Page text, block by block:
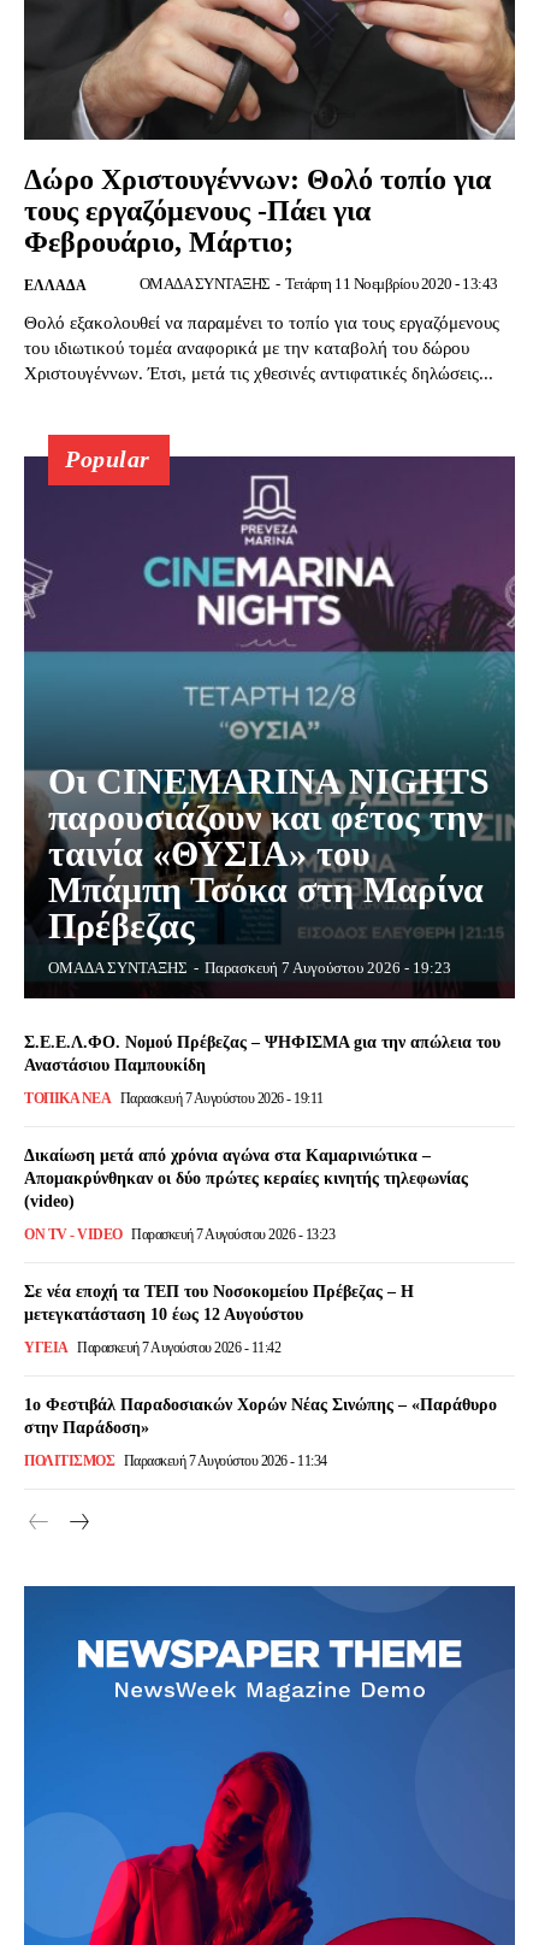
Δώρο Χριστουγέννων: Θολό τοπίο για
τους εργαζόμενους -Πάει για
Φεβρουάριο, Μάρτιο;
ΕΛΛΆΔΑ ΟΜΑΔΑ ΣΥΝΤΑΞΗΣ - Τετάρτη 11 Νοεμβρίου 2020 - 13:43
Θολό εξακολουθεί να παραμένει το τοπίο για τους εργαζόμενους
του ιδιωτικού τομέα αναφορικά με την καταβολή του δώρου
Χριστουγέννων. Έτσι, μετά τις χθεσινές αντιφατικές δηλώσεις...
Popular
Οι CINEMARINA NIGHTS
παρουσιάζουν και φέτος την
ταινία «ΘΥΣΙΑ» του
Μπάμπη Τσόκα στη Μαρίνα
Πρέβεζας
ΟΜΑΔΑ ΣΥΝΤΑΞΗΣ - Παρασκευή 7 Αυγούστου 2026 - 19:23
Σ.Ε.Ε.Λ.ΦΟ. Νομού Πρέβεζας – ΨΗΦΙΣΜΑ gια την απώλεια του
Αναστάσιου Παμπουκίδη
ΤΟΠΙΚΆ ΝΈΑ Παρασκευή 7 Αυγούστου 2026 - 19:11
Δικαίωση μετά από χρόνια αγώνα στα Καμαρινιώτικα –
Απομακρύνθηκαν οι δύο πρώτες κεραίες κινητής τηλεφωνίας
(video)
ON TV - VIDEO Παρασκευή 7 Αυγούστου 2026 - 13:23
Σε νέα εποχή τα ΤΕΠ του Νοσοκομείου Πρέβεζας – Η
μετεγκατάσταση 10 έως 12 Αυγούστου
ΥΓΕΙΑ Παρασκευή 7 Αυγούστου 2026 - 11:42
1ο Φεστιβάλ Παραδοσιακών Χορών Νέας Σινώπης – «Παράθυρο
στην Παράδοση»
ΠΟΛΙΤΙΣΜΌΣ Παρασκευή 7 Αυγούστου 2026 - 11:34